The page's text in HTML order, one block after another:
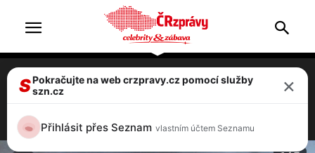
V Chomutově hořelo nákupní středisko
SPokračujte na web crzpravy.cz pomocí služby
szn.cz
×
Přihlásit přes Seznam vlastním účtem Seznamu